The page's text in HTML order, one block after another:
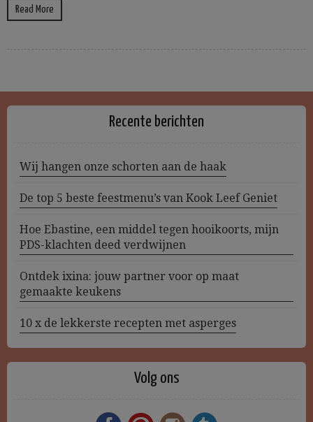
Read More
Recente berichten
Wij hangen onze schorten aan de haak
De top 5 beste feestmenu’s van Kook Leef Geniet
Hoe Ebastine, een middel tegen hooikoorts, mijn
PDS-klachten deed verdwijnen
Ontdek ixina: jouw partner voor op maat
gemaakte keukens
10 x de lekkerste recepten met asperges
Volg ons